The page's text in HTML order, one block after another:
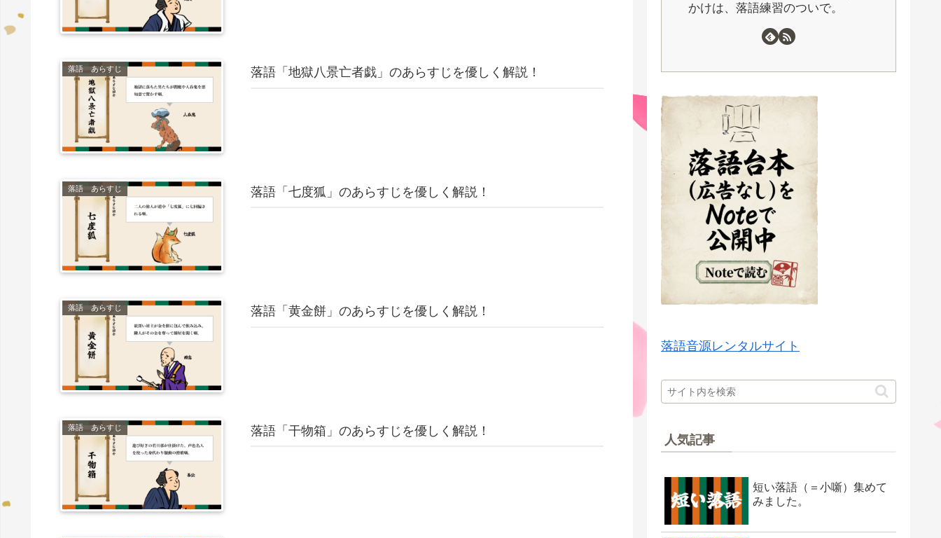
落語 あらすじ 落語「地獄八景亡者戯」のあらすじを優しく解説！
落語 あらすじ 落語「七度狐」のあらすじを優しく解説！
落語 あらすじ 落語「黄金餅」のあらすじを優しく解説！
落語 あらすじ 落語「干物箱」のあらすじを優しく解説！
かけは、落語練習のついで。
落語音源レンタルサイト
人気記事
短い落語（＝小噺）集めて
みました。